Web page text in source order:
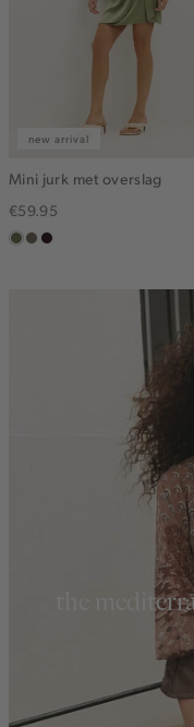
new arrival
Mini jurk met overslag
€59.95
groen,
middenbruin
bordeaux,
the